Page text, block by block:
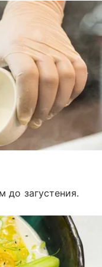
до загустения.